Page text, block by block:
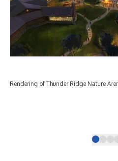
Rendering of Thunder Ridge Nature